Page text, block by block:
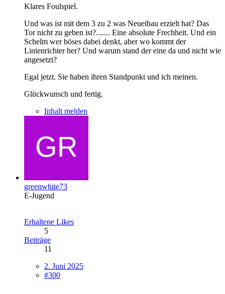
Klares Foulspiel.
Und was ist mit dem 3 zu 2 was Neueibau erzielt hat? Das
Tor nicht zu geben ist?....... Eine absolute Frechheit. Und ein
Schelm wer böses dabei denkt, aber wo kommt der
Linienrichter her? Und warum stand der eine da und nicht wie
angesetzt?
Egal jetzt. Sie haben ihren Standpunkt und ich meinen.
Glückwunsch und fertig.
Inhalt melden
greenwhite73
E-Jugend
Erhaltene Likes
5
Beiträge
11
2. Juni 2025
#300